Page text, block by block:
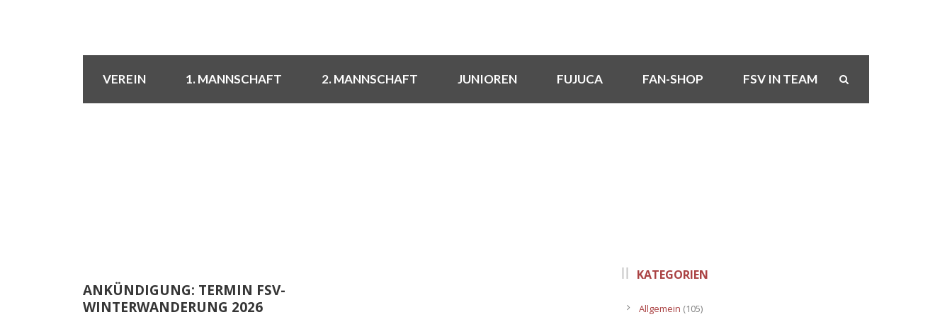
VEREIN 1. MANNSCHAFT 2. MANNSCHAFT JUNIOREN FUJUCA FAN-SHOP FSV IN TEAM
ANKÜNDIGUNG: TERMIN FSV-
WINTERWANDERUNG 2026
KATEGORIEN
Allgemein (105)